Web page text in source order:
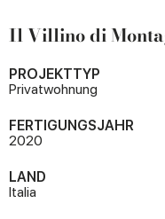
Il Villino di
PROJEKTTYP
Privatwohnung
FERTIGUNGSJAHR
2020
LAND
Italia